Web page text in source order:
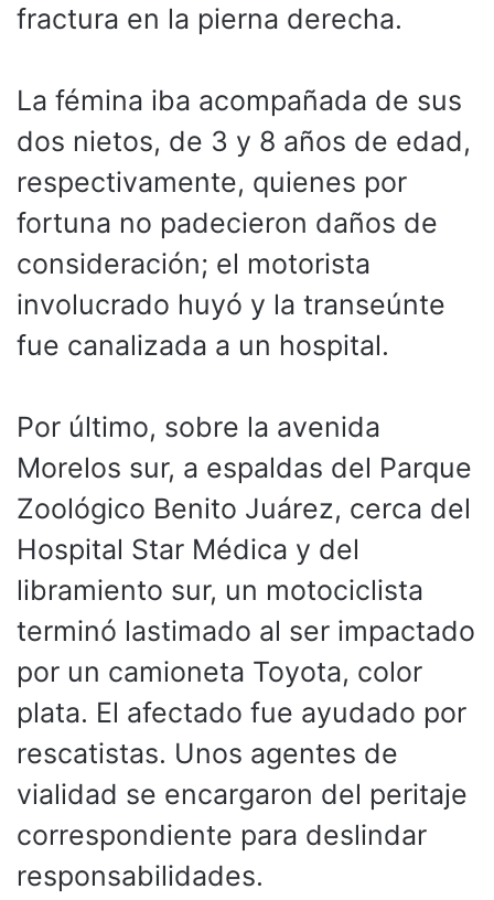
fractura en la pierna derecha.
La fémina iba acompañada de sus
dos nietos, de 3 y 8 años de edad,
respectivamente, quienes por
fortuna no padecieron daños de
consideración; el motorista
involucrado huyó y la transeúnte
fue canalizada a un hospital.
Por último, sobre la avenida
Morelos sur, a espaldas del Parque
Zoológico Benito Juárez, cerca del
Hospital Star Médica y del
libramiento sur, un motociclista
terminó lastimado al ser impactado
por un camioneta Toyota, color
plata. El afectado fue ayudado por
rescatistas. Unos agentes de
vialidad se encargaron del peritaje
correspondiente para deslindar
responsabilidades.